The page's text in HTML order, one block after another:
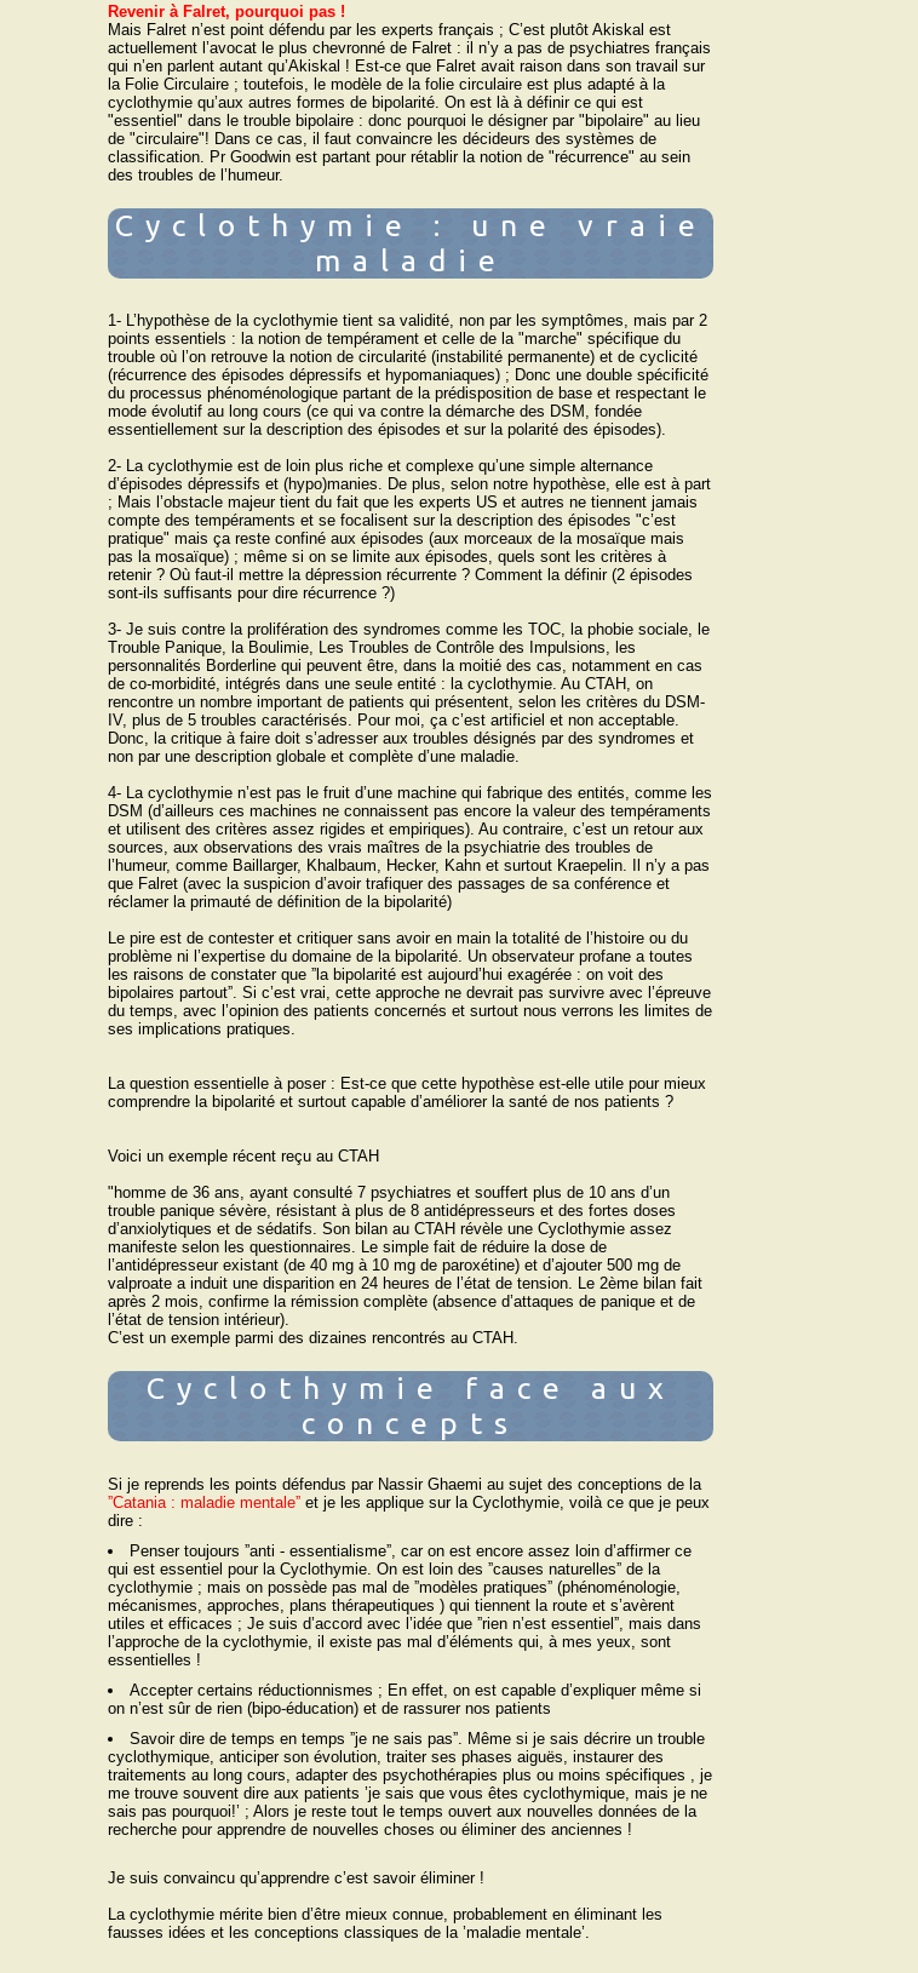
Revenir à Falret, pourquoi pas !
Mais Falret n’est point défendu par les experts français ; C’est plutôt Akiskal est
actuellement l’avocat le plus chevronné de Falret : il n’y a pas de psychiatres français
qui n’en parlent autant qu’Akiskal ! Est-ce que Falret avait raison dans son travail sur
la Folie Circulaire ; toutefois, le modèle de la folie circulaire est plus adapté à la
cyclothymie qu’aux autres formes de bipolarité. On est là à définir ce qui est
"essentiel" dans le trouble bipolaire : donc pourquoi le désigner par "bipolaire" au lieu
de "circulaire"! Dans ce cas, il faut convaincre les décideurs des systèmes de
classification. Pr Goodwin est partant pour rétablir la notion de "récurrence" au sein
des troubles de l’humeur.
Cyclothymie : une vraie
maladie
1- L’hypothèse de la cyclothymie tient sa validité, non par les symptômes, mais par 2
points essentiels : la notion de tempérament et celle de la "marche" spécifique du
trouble où l’on retrouve la notion de circularité (instabilité permanente) et de cyclicité
(récurrence des épisodes dépressifs et hypomaniaques) ; Donc une double spécificité
du processus phénoménologique partant de la prédisposition de base et respectant le
mode évolutif au long cours (ce qui va contre la démarche des DSM, fondée
essentiellement sur la description des épisodes et sur la polarité des épisodes).
2- La cyclothymie est de loin plus riche et complexe qu’une simple alternance
d’épisodes dépressifs et (hypo)manies. De plus, selon notre hypothèse, elle est à part
; Mais l’obstacle majeur tient du fait que les experts US et autres ne tiennent jamais
compte des tempéraments et se focalisent sur la description des épisodes "c’est
pratique" mais ça reste confiné aux épisodes (aux morceaux de la mosaïque mais
pas la mosaïque) ; même si on se limite aux épisodes, quels sont les critères à
retenir ? Où faut-il mettre la dépression récurrente ? Comment la définir (2 épisodes
sont-ils suffisants pour dire récurrence ?)
3- Je suis contre la prolifération des syndromes comme les TOC, la phobie sociale, le
Trouble Panique, la Boulimie, Les Troubles de Contrôle des Impulsions, les
personnalités Borderline qui peuvent être, dans la moitié des cas, notamment en cas
de co-morbidité, intégrés dans une seule entité : la cyclothymie. Au CTAH, on
rencontre un nombre important de patients qui présentent, selon les critères du DSM-
IV, plus de 5 troubles caractérisés. Pour moi, ça c’est artificiel et non acceptable.
Donc, la critique à faire doit s’adresser aux troubles désignés par des syndromes et
non par une description globale et complète d’une maladie.
4- La cyclothymie n’est pas le fruit d’une machine qui fabrique des entités, comme les
DSM (d’ailleurs ces machines ne connaissent pas encore la valeur des tempéraments
et utilisent des critères assez rigides et empiriques). Au contraire, c’est un retour aux
sources, aux observations des vrais maîtres de la psychiatrie des troubles de
l’humeur, comme Baillarger, Khalbaum, Hecker, Kahn et surtout Kraepelin. Il n’y a pas
que Falret (avec la suspicion d’avoir trafiquer des passages de sa conférence et
réclamer la primauté de définition de la bipolarité)
Le pire est de contester et critiquer sans avoir en main la totalité de l’histoire ou du
problème ni l’expertise du domaine de la bipolarité. Un observateur profane a toutes
les raisons de constater que ˮla bipolarité est aujourd’hui exagérée : on voit des
bipolaires partoutˮ. Si c’est vrai, cette approche ne devrait pas survivre avec l’épreuve
du temps, avec l’opinion des patients concernés et surtout nous verrons les limites de
ses implications pratiques.
La question essentielle à poser : Est-ce que cette hypothèse est-elle utile pour mieux
comprendre la bipolarité et surtout capable d’améliorer la santé de nos patients ?
Voici un exemple récent reçu au CTAH
"homme de 36 ans, ayant consulté 7 psychiatres et souffert plus de 10 ans d’un
trouble panique sévère, résistant à plus de 8 antidépresseurs et des fortes doses
d’anxiolytiques et de sédatifs. Son bilan au CTAH révèle une Cyclothymie assez
manifeste selon les questionnaires. Le simple fait de réduire la dose de
l’antidépresseur existant (de 40 mg à 10 mg de paroxétine) et d’ajouter 500 mg de
valproate a induit une disparition en 24 heures de l’état de tension. Le 2ème bilan fait
après 2 mois, confirme la rémission complète (absence d’attaques de panique et de
l’état de tension intérieur).
C’est un exemple parmi des dizaines rencontrés au CTAH.
Cyclothymie face aux
concepts
Si je reprends les points défendus par Nassir Ghaemi au sujet des conceptions de la
ˮCatania : maladie mentaleˮ et je les applique sur la Cyclothymie, voilà ce que je peux
dire :
Penser toujours ˮanti - essentialismeˮ, car on est encore assez loin d’affirmer ce
qui est essentiel pour la Cyclothymie. On est loin des ˮcauses naturellesˮ de la
cyclothymie ; mais on possède pas mal de ˮmodèles pratiquesˮ (phénoménologie,
mécanismes, approches, plans thérapeutiques ) qui tiennent la route et s’avèrent
utiles et efficaces ; Je suis d’accord avec l’idée que ˮrien n’est essentielˮ, mais dans
l’approche de la cyclothymie, il existe pas mal d’éléments qui, à mes yeux, sont
essentielles !
Accepter certains réductionnismes ; En effet, on est capable d’expliquer même si
on n’est sûr de rien (bipo-éducation) et de rassurer nos patients
Savoir dire de temps en temps ˮje ne sais pasˮ. Même si je sais décrire un trouble
cyclothymique, anticiper son évolution, traiter ses phases aiguës, instaurer des
traitements au long cours, adapter des psychothérapies plus ou moins spécifiques , je
me trouve souvent dire aux patients ’je sais que vous êtes cyclothymique, mais je ne
sais pas pourquoi!’ ; Alors je reste tout le temps ouvert aux nouvelles données de la
recherche pour apprendre de nouvelles choses ou éliminer des anciennes !
Je suis convaincu qu’apprendre c’est savoir éliminer !
La cyclothymie mérite bien d’être mieux connue, probablement en éliminant les
fausses idées et les conceptions classiques de la ’maladie mentale’.